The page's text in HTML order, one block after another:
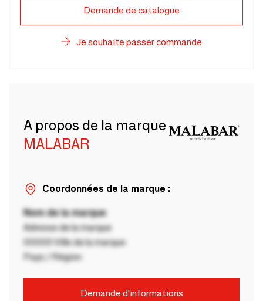
Demande de catalogue
Je souhaite passer commande
A propos de la marque
MALABAR
Coordonnées de la marque :
Nom de la marque
Adresse de la marque
00000 Ville de la marque
Pays / Région
Demande d'informations